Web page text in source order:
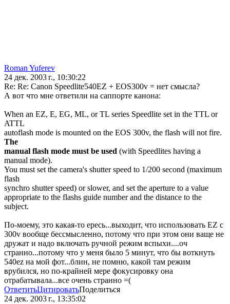
Roman Yuferev
24 дек. 2003 г., 10:30:22
Re: Re: Canon Speedlite540EZ + EOS300v = нет смысла?
А вот что мне ответили на саппорте канона:
When an EZ, E, EG, ML, or TL series Speedlite set in the TTL or
ATTL
autoflash mode is mounted on the EOS 300v, the flash will not fire.
The
manual flash mode must be used (with Speedlites having a
manual mode).
You must set the camera's shutter speed to 1/200 second (maximum
flash
synchro shutter speed) or slower, and set the aperture to a value
appropriate to the flashs guide number and the distance to the
subject.
По-моему, это какая-то ересь...выходит, что использовать EZ с
300v вообще бессмысленно, потому что при этом они ваще не
дружат и надо включать ручной режим вспыхи....оч
странно...потому что у меня было 5 минут, что бы воткнуть
540ez на мой фот...блин, не помню, какой там режим
врубился, но по-крайней мере фокусировку она
отрабатывала...все очень странно =(
ОтветитьЦитироватьПоделиться
24 дек. 2003 г., 13:35:02